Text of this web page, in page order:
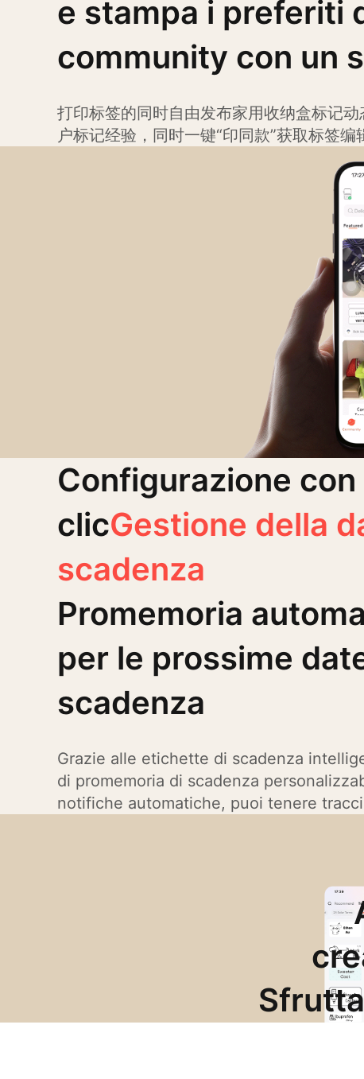
e stampa i preferiti
community con un
toccoStampa con
stile
打印标签的同时自由发布家用收纳盒标记动
户标记经验，同时一键“印同款”获取标签编
Configurazione con
clicGestione della
scadenza
Promemoria
per le prossime
scadenza
Grazie alle etichette di scadenza
di promemoria di scadenza
notifiche automatiche, puoi tenere